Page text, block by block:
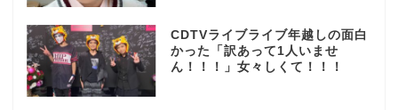
CDTVライブライブ年越しの面白
かった「訳あって1人いませ
ん！！！」女々しくて！！！